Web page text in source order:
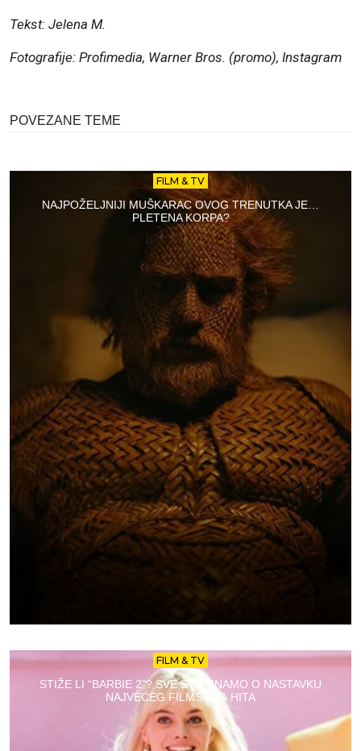
Tekst: Jelena M.
Fotografije: Profimedia, Warner Bros. (promo), Instagram
POVEZANE TEME
FILM & TV
NAJPOŽELJNIJI MUŠKARAC OVOG TRENUTKA JE…
PLETENA KORPA?
FILM & TV
STIŽE LI “BARBIE 2”? SVE ŠTO ZNAMO O NASTAVKU
NAJVEĆEG FILMSKOG HITA